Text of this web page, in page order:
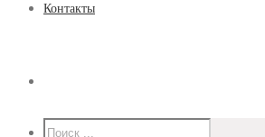
Контакты